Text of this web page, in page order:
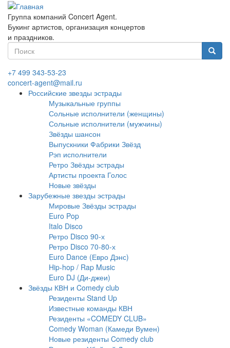
Перейти
основному
содержанию
Группа компаний Concert Agent.
Букинг артистов, организация концертов
и праздников.
Форма
поиска
+7 499 343-53-23
concert-agent@mail.ru
Российские звезды эстрады
Музыкальные группы
Сольные исполнители (женщины)
Сольные исполнители (мужчины)
Звёзды шансон
Выпускники Фабрики Звёзд
Рэп исполнители
Ретро Звёзды эстрады
Артисты проекта Голос
Новые звёзды
Зарубежные звезды эстрады
Мировые Звёзды эстрады
Euro Pop
Italo Disco
Ретро Disco 90-х
Ретро Disco 70-80-х
Euro Dance (Евро Дэнс)
Hip-hop / Rap Music
Euro DJ (Ди-джеи)
Звёзды КВН и Comedy club
Резиденты Stand Up
Известные команды КВН
Резиденты «COMEDY CLUB»
Comedy Woman (Камеди Вумен)
Новые резиденты Comedy club